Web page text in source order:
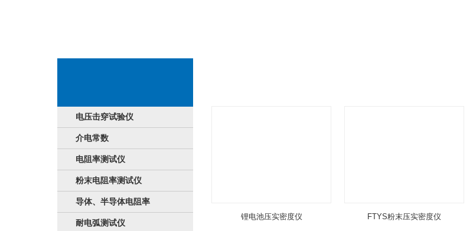
电压击穿试验仪
介电常数
电阻率测试仪
粉末电阻率测试仪
导体、半导体电阻率
耐电弧测试仪
锂电池压实密度仪 FTYS粉末压实密度仪